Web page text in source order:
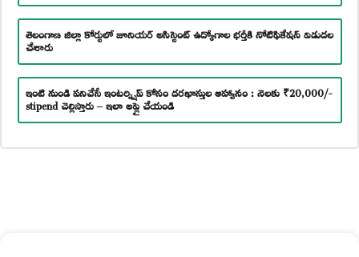
తెలంగాణ జిల్లా కోర్టులో జూనియర్ అసిస్టెంట్ ఉద్యోగాల భర్తీకి నోటిఫికేషన్ విడుదల
చేశారు
ఇంటి నుండి పనిచేసే ఇంటర్న్షిప్ కోసం దరఖాస్తుల ఆహ్వానం : నెలకు ₹20,000/-
stipend చెల్లిస్తారు – ఇలా అప్లై చేయండి